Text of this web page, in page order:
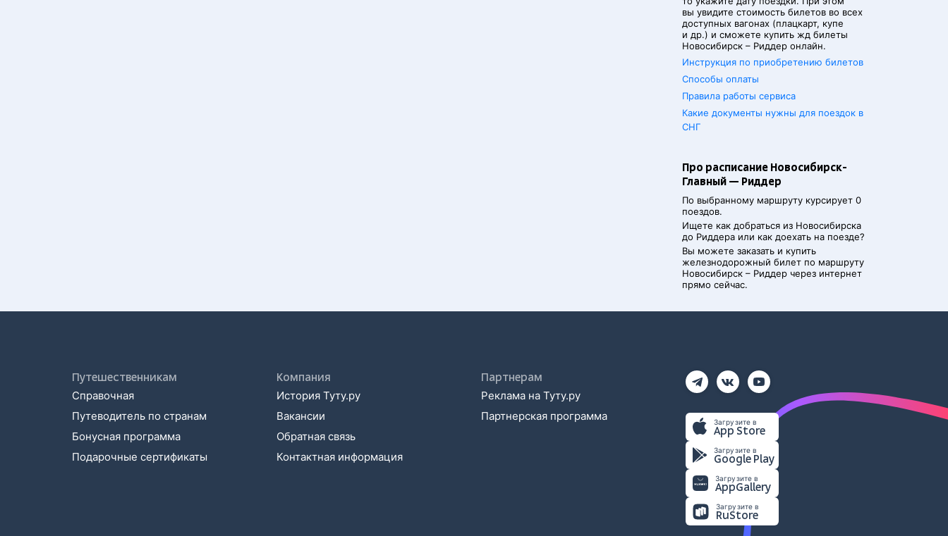
вы увидите стоимость билетов во всех
доступных вагонах (плацкарт, купе
и др.) и сможете купить жд билеты
Новосибирск – Риддер онлайн.
Инструкция по приобретению билетов
Способы оплаты
Правила работы сервиса
Какие документы нужны для поездок в
СНГ
Про расписание Новосибирск-
Главный — Риддер
По выбранному маршруту курсирует 0
поездов.
Ищете как добраться из Новосибирска
до Риддера или как доехать на поезде?
Вы можете заказать и купить
железнодорожный билет по маршруту
Новосибирск – Риддер через интернет
прямо сейчас.
Путешественникам
Справочная
Путеводитель по странам
Бонусная программа
Подарочные сертификаты
Компания
История Туту.ру
Вакансии
Обратная связь
Контактная информация
Партнерам
Реклама на Туту.ру
Партнерская программа
Загрузите в
App Store
Загрузите в
Google Play
Загрузите в
AppGallery
Загрузите в
RuStore